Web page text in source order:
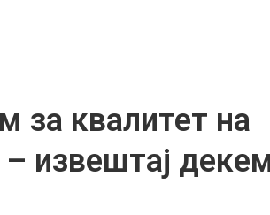
за квалитет на
извештај